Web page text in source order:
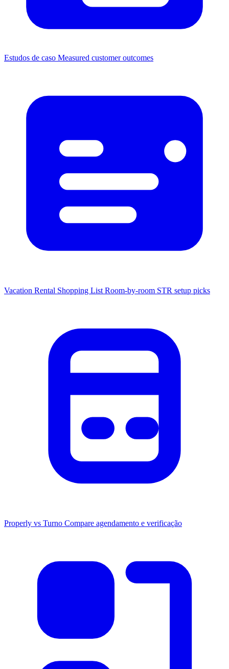
Estudos de caso Measured customer outcomes
Vacation Rental Shopping List Room-by-room STR setup picks
Properly vs Turno Compare agendamento e verificação